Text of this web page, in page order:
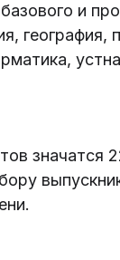
и
география,
значатся